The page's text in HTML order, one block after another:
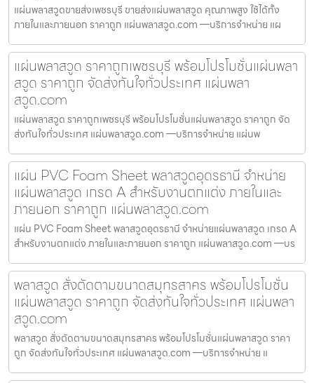
แผ่นพลาสวูดขายส่งเพชรบุรี ขายส่งแผ่นพลาสวูด คุณภาพสูง ใช้ได้ทั้ง
ภายในและภายนอก ราคาถูก แผ่นพลาสวูด.com —บริการจำหน่าย แผ
แผ่นพลาสวูด ราคาถูกเพชรบุรี พร้อมโปรโมชั่นแผ่นพลา
สวูด ราคาถูก จัดส่งทันใจทั่วประเทศ แผ่นพลา
สวูด.com
แผ่นพลาสวูด ราคาถูกเพชรบุรี พร้อมโปรโมชั่นแผ่นพลาสวูด ราคาถูก จัด
ส่งทันใจทั่วประเทศ แผ่นพลาสวูด.com —บริการจำหน่าย แผ่นพ
แผ่น PVC Foam Sheet พลาสวูดอุดรธานี จำหน่าย
แผ่นพลาสวูด เกรด A สำหรับงานตกแต่ง ภายในและ
ภายนอก ราคาถูก แผ่นพลาสวูด.com
แผ่น PVC Foam Sheet พลาสวูดอุดรธานี จำหน่ายแผ่นพลาสวูด เกรด A
สำหรับงานตกแต่ง ภายในและภายนอก ราคาถูก แผ่นพลาสวูด.com —บร
พลาสวูด สั่งตัดตามขนาดสมุทรสาคร พร้อมโปรโมชั่น
แผ่นพลาสวูด ราคาถูก จัดส่งทันใจทั่วประเทศ แผ่นพลา
สวูด.com
พลาสวูด สั่งตัดตามขนาดสมุทรสาคร พร้อมโปรโมชั่นแผ่นพลาสวูด ราคา
ถูก จัดส่งทันใจทั่วประเทศ แผ่นพลาสวูด.com —บริการจำหน่าย แ